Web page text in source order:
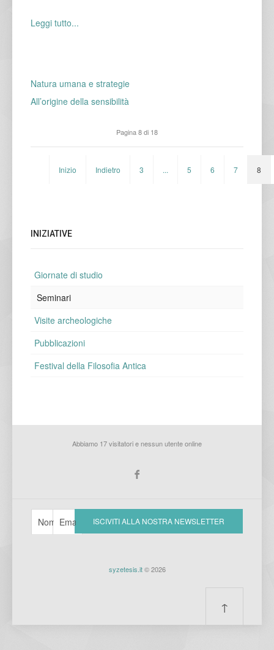
Leggi tutto...
Natura umana e strategie
All’origine della sensibilità
Pagina 8 di 18
Inizio Indietro 3 ... 5 6 7 8
INIZIATIVE
Giornate di studio
Seminari
Visite archeologiche
Pubblicazioni
Festival della Filosofia Antica
Abbiamo 17 visitatori e nessun utente online
syzetesis.it© 2026
↑